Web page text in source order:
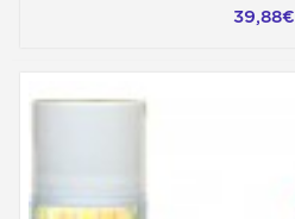
39,88€